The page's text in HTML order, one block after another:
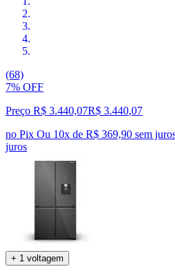
(68)
7% OFF
Preço R$ 3.440,07R$ 3.440,07
no Pix Ou 10x de R$ 369,90 sem
juros
+ 1 voltagem